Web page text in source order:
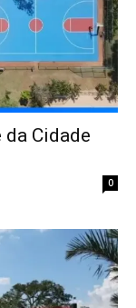
Cidade
0